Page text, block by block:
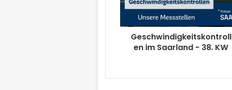
Geschwindigkeitskontroll
en im Saarland - 38. KW